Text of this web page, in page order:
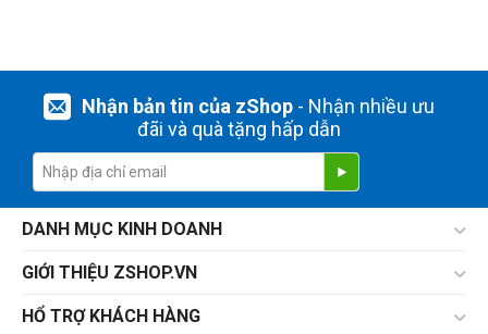
Nhận bản tin của zShop- Nhận nhiều ưu
đãi và quà tặng hấp dẫn
DANH MỤC KINH DOANH
GIỚI THIỆU ZSHOP.VN
HỔ TRỢ KHÁCH HÀNG